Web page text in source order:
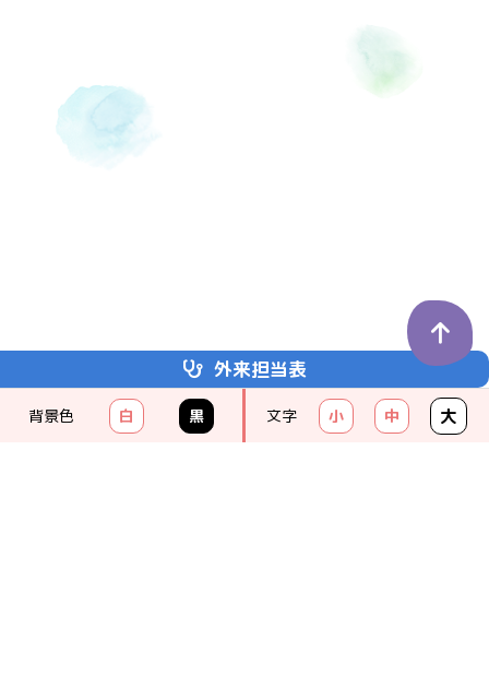
背景色 白 黒 文字 小 中 大
かわごえクリニック
KAWAGOE CLINIC
049-238-8111 （代）
外来担当表